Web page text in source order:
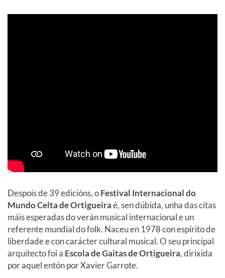
Despois de 39 edicións, oFestival Internacional do
Mundo Celta de Ortigueiraé, sen dúbida, unha das citas
máis esperadas do verán musical internacional e un
referente mundial do folk. Naceu en 1978 con espírito de
liberdade e con carácter cultural musical. O seu principal
arquitecto foi a Escola de Gaitas de Ortigueira, dirixida
por aquel entón por Xavier Garrote.